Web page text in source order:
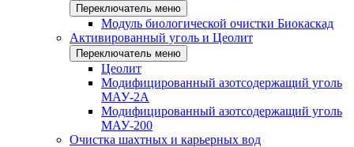
Переключатель меню
Модуль биологической очистки Биокаскад
Активированный уголь и Цеолит
Переключатель меню
Цеолит
Модифицированный азотсодержащий уголь
МАУ-2А
Модифицированный азотсодержащий уголь
МАУ-200
Очистка шахтных и карьерных вод